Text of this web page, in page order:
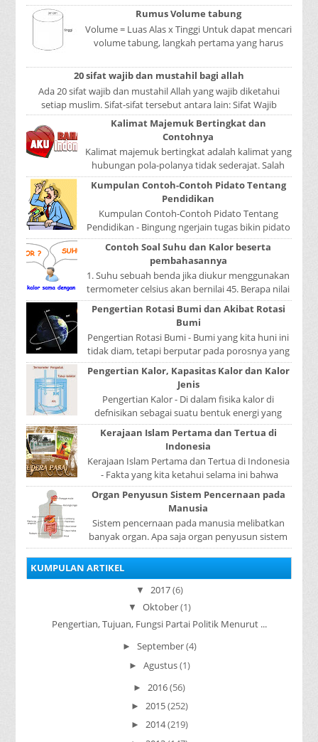
mer...
Rumus Volume tabung
Volume = Luas Alas x Tinggi Untuk dapat mencari
volume tabung, langkah pertama yang harus
tabun...
20 sifat wajib dan mustahil bagi allah
Ada 20 sifat wajib dan mustahil Allah yang wajib diketahui
setiap muslim. Sifat-sifat tersebut antara lain: Sifat Wajib
Tulisan A...
Kalimat Majemuk Bertingkat dan
Contohnya
Kalimat majemuk bertingkat adalah kalimat yang
hubungan pola-polanya tidak sederajat. Salah
satu pola menduduki sebagai induk kalimat, se...
Kumpulan Contoh-Contoh Pidato Tentang
Pendidikan
Kumpulan Contoh-Contoh Pidato Tentang
Pendidikan - Bingung ngerjain tugas bikin pidato
sekolah? Atau sedang nyari kumpulan contoh-
contoh ...
Contoh Soal Suhu dan Kalor beserta
pembahasannya
1. Suhu sebuah benda jika diukur menggunakan
termometer celsius akan bernilai 45. Berapa nilai
yang ditunjukkan oleh termometer Reamur, ...
Pengertian Rotasi Bumi dan Akibat Rotasi
Bumi
Pengertian Rotasi Bumi - Bumi yang kita huni ini
tidak diam, tetapi berputar pada porosnya yang
disebut rotasi bumi. Waktu yang diperlukan...
Pengertian Kalor, Kapasitas Kalor dan Kalor
Jenis
Pengertian Kalor - Di dalam fisika kalor di
defnisikan sebagai suatu bentuk energi yang
dapat berpindah atau mengalir dari benda yang
...
Kerajaan Islam Pertama dan Tertua di
Indonesia
Kerajaan Islam Pertama dan Tertua di Indonesia
- Fakta yang kita ketahui selama ini bahwa
kerajaan Samudera Pasai merupakan kerajaan ...
Organ Penyusun Sistem Pencernaan pada
Manusia
Sistem pencernaan pada manusia melibatkan
banyak organ. Apa saja organ penyusun sistem
pencernaan pada manusia ? Organ penyusun
KUMPULAN ARTIKEL
▼ 2017(6)
▼ Oktober(1)
Pengertian, Tujuan, Fungsi Partai Politik Menurut ...
► September(4)
► Agustus(1)
► 2016(56)
► 2015(252)
► 2014(219)